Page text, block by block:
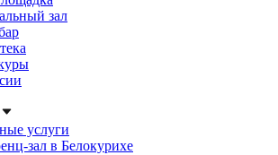
зал
услуги
зал в Белокурихе